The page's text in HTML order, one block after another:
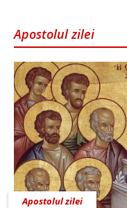
Apostolul zilei
Apostolul zilei